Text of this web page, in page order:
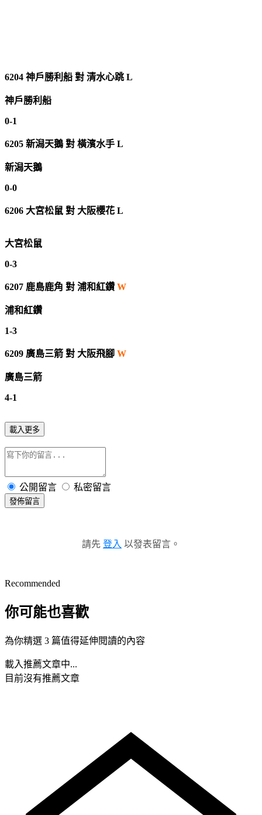
6204 神戶勝利船 對 清水心跳 L
神戶勝利船
0-1
6205 新潟天鵝 對 橫濱水手 L
新潟天鵝
0-0
6206 大宮松鼠 對 大阪櫻花 L
大宮松鼠
0-3
6207 鹿島鹿角 對 浦和紅鑽 W
浦和紅鑽
1-3
6209 廣島三箭 對 大阪飛腳 W
廣島三箭
4-1
載入更多
公開留言 私密留言
發佈留言
請先 登入 以發表留言。
Recommended
你可能也喜歡
為你精選 3 篇值得延伸閱讀的內容
載入推薦文章中...
目前沒有推薦文章